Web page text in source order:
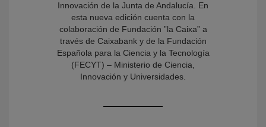
Innovación de la Junta de Andalucía. En
esta nueva edición cuenta con la
colaboración de Fundación ”la Caixa” a
través de Caixabank y de la Fundación
Española para la Ciencia y la Tecnología
(FECYT) – Ministerio de Ciencia,
Innovación y Universidades.